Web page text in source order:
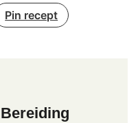
Pin recept
Bereiding